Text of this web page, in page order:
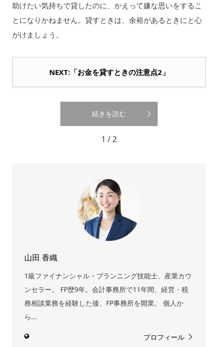
助けたい気持ちで貸したのに、かえって嫌な思いをするこ
とになりかねません。貸すときは、余裕があるときにと心
がけましょう。
NEXT:「お金を貸すときの注意点2」
続きを読む
1 / 2
山田 香織
1級ファイナンシャル・プランニング技能士、産業カウ
ンセラー。 FP歴9年。会計事務所で11年間、経営・税
務相談業務を経験した後、FP事務所を開業。 個人か
ら...
プロフィール